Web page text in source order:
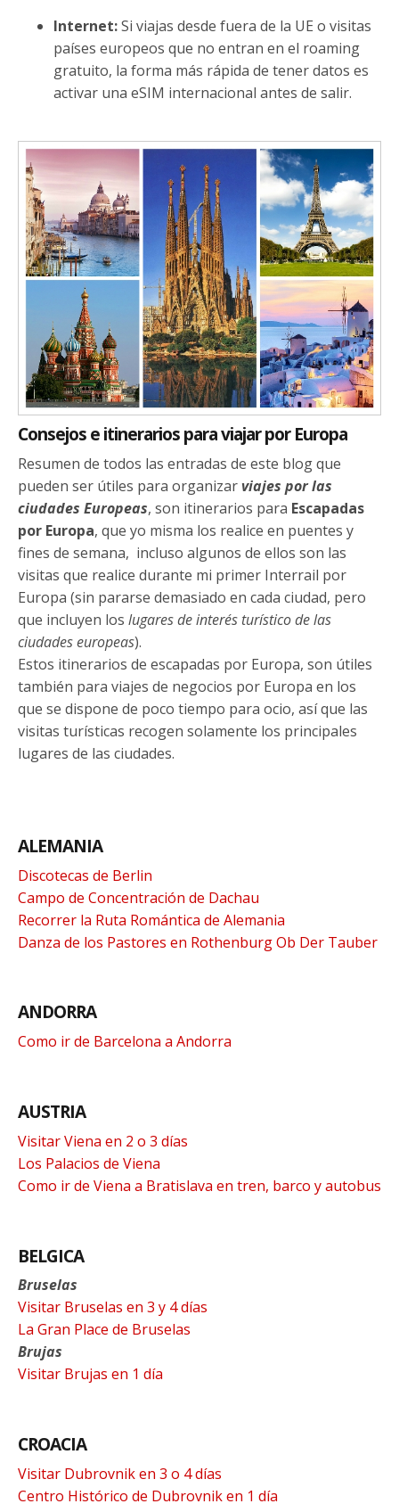
Internet:Si viajas desde fuera de la UE o visitas
países europeos que no entran en el roaming
gratuito, la forma más rápida de tener datos es
activar una eSIM internacional antes de salir.
Consejos e itinerarios para viajar por Europa
Resumen de todos las entradas de este blog que
pueden ser útiles para organizarviajes por las
ciudades Europeas, son itinerarios para Escapadas
por Europa, que yo misma los realice en puentes y
fines de semana, incluso algunos de ellos son las
visitas que realice durante mi primer Interrail por
Europa (sin pararse demasiado en cada ciudad, pero
que incluyen los lugares de interés turístico de las
ciudades europeas).
Estos itinerarios de escapadas por Europa, son útiles
también para viajes de negocios por Europa en los
que se dispone de poco tiempo para ocio, así que las
visitas turísticas recogen solamente los principales
lugares de las ciudades.
ALEMANIA
Discotecas de Berlin
Campo de Concentración de Dachau
Recorrer la Ruta Romántica de Alemania
Danza de los Pastores en Rothenburg Ob Der Tauber
ANDORRA
Como ir de Barcelona a Andorra
AUSTRIA
Visitar Viena en 2 o 3 días
Los Palacios de Viena
Como ir de Viena a Bratislava en tren, barco y autobus
BELGICA
Bruselas
Visitar Bruselas en 3 y 4 días
La Gran Place de Bruselas
Brujas
Visitar Brujas en 1 día
CROACIA
Visitar Dubrovnik en 3 o 4 días
Centro Histórico de Dubrovnik en 1 día